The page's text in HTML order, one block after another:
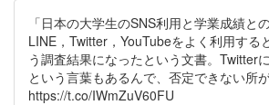
「日本の大学生のSNS利用と学業成績と
LINE，Twitter，YouTubeをよく利用する
う調査結果になったという文書。Twitter
という言葉もあるんで、否定できない所
https://t.co/IWmZuV60FU